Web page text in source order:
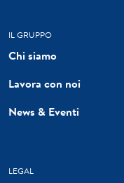
IL GRUPPO
Chi siamo
Lavora con noi
News & Eventi
LEGAL